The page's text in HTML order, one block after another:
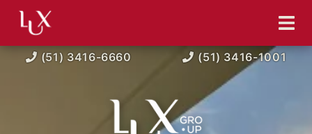
(51) 3416-6660 (51) 3416-1001